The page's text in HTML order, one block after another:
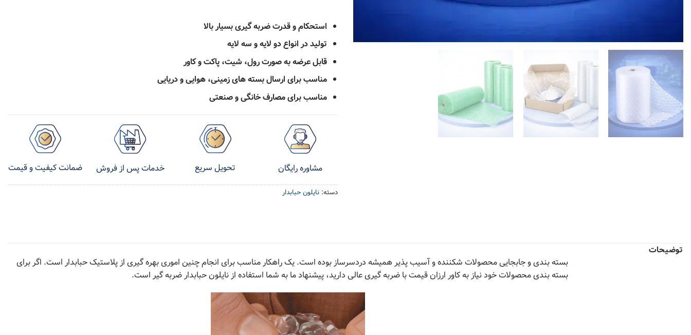
استحکام و قدرت ضربه گیری بسیار بالا
تولید در انواع دو لایه و سه لایه
قابل عرضه به صورت رول، شیت، پاکت و کاور
مناسب برای ارسال بسته های زمینی، هوایی و دریایی
مناسب برای مصارف خانگی و صنعتی
مشاوره رایگان تحویل سریع خدمات پس از فروش ضمانت کیفیت و قیمت
دسته: نایلون حبابدار
توضیحات
بسته بندی و جابجایی محصولات شکننده و آسیب پذیر همیشه دردسرساز بوده است. یک راهکار مناسب برای انجام چنین اموری بهره گیری از پلاستیک حبابدار است. اگر برای
بسته بندی محصولات خود نیاز به کاور ارزان قیمت با ضربه گیری عالی دارید، پیشنهاد ما به شما استفاده از نایلون حبابدار ضربه گیر است.